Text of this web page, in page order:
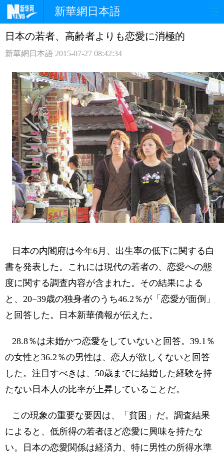
新華網日本語
ホームページ 政治 経済
観光 評論 写真
中日対訳
日本の若者、高齢者よりも恋愛に消極的
新華網日本語 2015-07-27 08:42:34
日本の内閣府は今年6月、出生率の低下に関する白
書を発表した。これには現代の若者の、恋愛への態
度に関する調査内容が含まれた。その結果による
と、20−39歳の独身者のうち46.2％が「恋愛が面倒」
と回答した。日本新華僑報が伝えた。
28.8％は未婚かつ恋愛をしていないと回答。39.1％
の女性と36.2％の男性は、恋人が欲しくないと回答
した。注目すべきは、50歳までに結婚した経験を持
たない日本人の比率が上昇していることだ。
この現象の重要な要因は、「貧困」だ。調査結果
によると、低所得の若者ほど恋愛に興味を持たな
い。日本の恋愛関係は経済力、特に男性の所得水準